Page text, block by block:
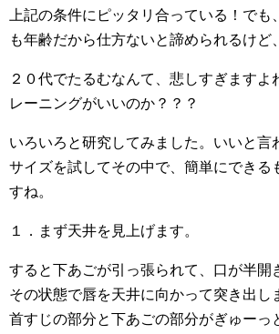
上記の条件にピッタリ合っている！でも
も年齢だから仕方ないと諦められるけど、
２０代でたるむなんて、悲しすぎますよ
レーニングがいいのか？？？
いろいろと研究してみました。いいと言
サイズを試してその中で、簡単にできる
すね。
１．まず天井を見上げます。
すると下あごが引っ張られて、口が半開
その状態で唇を天井に向かって突き出し
首すじの部分と下あごの部分がぎゅーっ